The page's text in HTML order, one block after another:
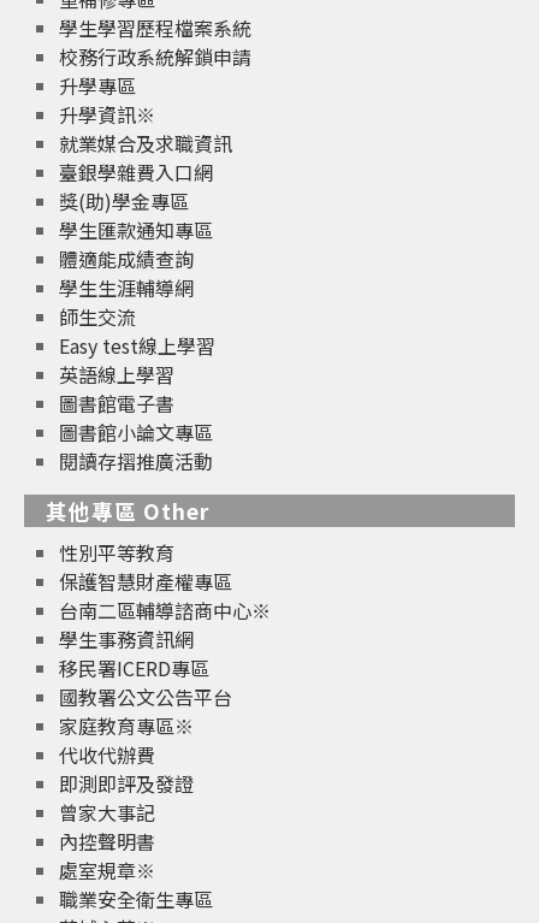
學生學習歷程檔案系統
校務行政系統解鎖申請
升學專區
升學資訊※
就業媒合及求職資訊
臺銀學雜費入口網
獎(助)學金專區
學生匯款通知專區
體適能成績查詢
學生生涯輔導網
師生交流
Easy test線上學習
英語線上學習
圖書館電子書
圖書館小論文專區
閱讀存摺推廣活動
其他專區 Other
性別平等教育
保護智慧財產權專區
台南二區輔導諮商中心※
學生事務資訊網
移民署ICERD專區
國教署公文公告平台
家庭教育專區※
代收代辦費
即測即評及發證
曾家大事記
內控聲明書
處室規章※
職業安全衛生專區